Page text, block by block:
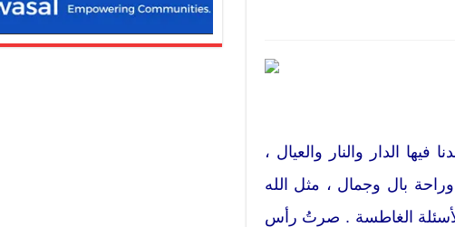
الدار والنار والعيال ،
بال وجمال ، مثل الله
الغاطسة . صرتُ رأس